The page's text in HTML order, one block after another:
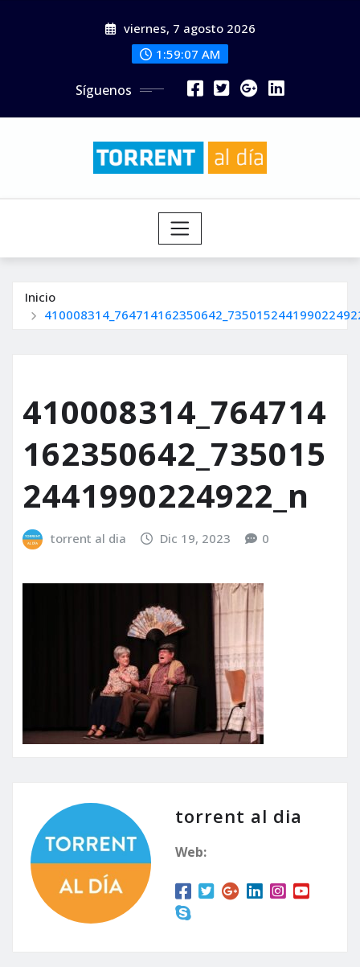
viernes, 7 agosto 2026
1:59:08 AM
Síguenos
Inicio
410008314_764714
162350642_735015
2441990224922_n
torrent al dia Dic 19, 2023 0
torrent al dia
Web: